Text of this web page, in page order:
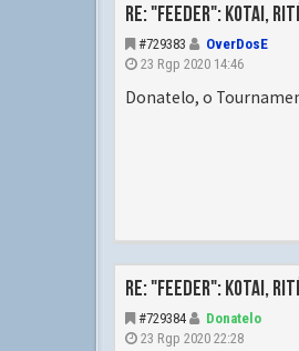
Re: "Feeder": kotai,
#729383
OverDosE
23 Rgp 2020 14:46
Donatelo, o
Re: "Feeder": kotai,
#729384
Donatelo
23 Rgp 2020 22:28